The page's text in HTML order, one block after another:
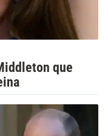
que